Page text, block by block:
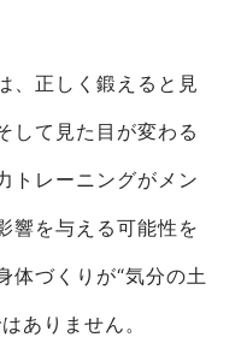
、正しく鍛えると見
して見た目が変わる
トレーニングがメン
響を与える可能性を
体づくりが“気分の土
ありません。